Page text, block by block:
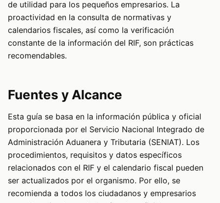
de utilidad para los pequeños empresarios. La
proactividad en la consulta de normativas y
calendarios fiscales, así como la verificación
constante de la información del RIF, son prácticas
recomendables.
Fuentes y Alcance
Esta guía se basa en la información pública y oficial
proporcionada por el Servicio Nacional Integrado de
Administración Aduanera y Tributaria (SENIAT). Los
procedimientos, requisitos y datos específicos
relacionados con el RIF y el calendario fiscal pueden
ser actualizados por el organismo. Por ello, se
recomienda a todos los ciudadanos y empresarios